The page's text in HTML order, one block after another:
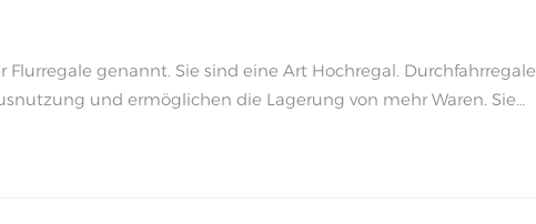
genannt. Sie sind eine Art Hochregal. Durchfahrregale
und ermöglichen die Lagerung von mehr Waren. Sie